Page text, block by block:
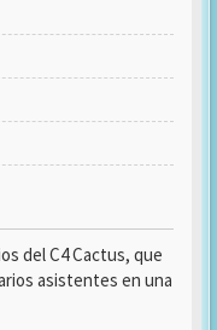
del C4 Cactus, que
asistentes en una